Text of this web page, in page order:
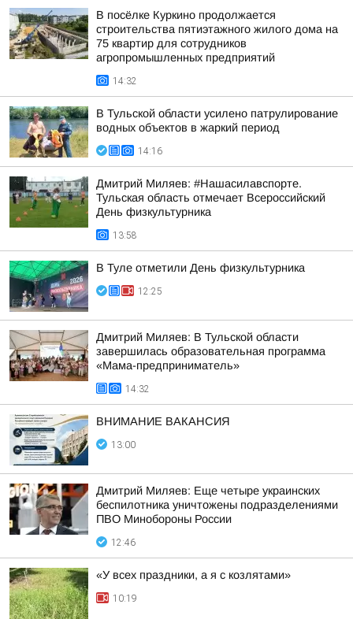
В посёлке Куркино продолжается
строительства пятиэтажного жилого дома на
75 квартир для сотрудников
агропромышленных предприятий
14:32
В Тульской области усилено патрулирование
водных объектов в жаркий период
14:16
Дмитрий Миляев: #Нашасилавспорте.
Тульская область отмечает Всероссийский
День физкультурника
13:58
В Туле отметили День физкультурника
12:25
Дмитрий Миляев: В Тульской области
завершилась образовательная программа
«Мама-предприниматель»
14:32
ВНИМАНИЕ ВАКАНСИЯ
13:00
Дмитрий Миляев: Еще четыре украинских
беспилотника уничтожены подразделениями
ПВО Минобороны России
12:46
«У всех праздники, а я с козлятами»
10:19